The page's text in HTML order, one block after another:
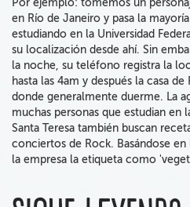
Por ejemplo: tomemos un
en Río de Janeiro y pasa la
estudiando en la Universidad
su localización desde ahí. Sin
la noche, su teléfono registra la
hasta las 4am y después la casa
donde generalmente duerme. La
muchas personas que estudian en
Santa Teresa también buscan
conciertos de Rock. Basándose
la empresa la etiqueta como